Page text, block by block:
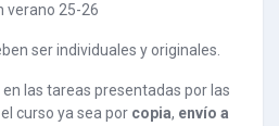
verano 25-26
ser individuales y originales.
las tareas presentadas por las
curso ya sea por copia, envío a